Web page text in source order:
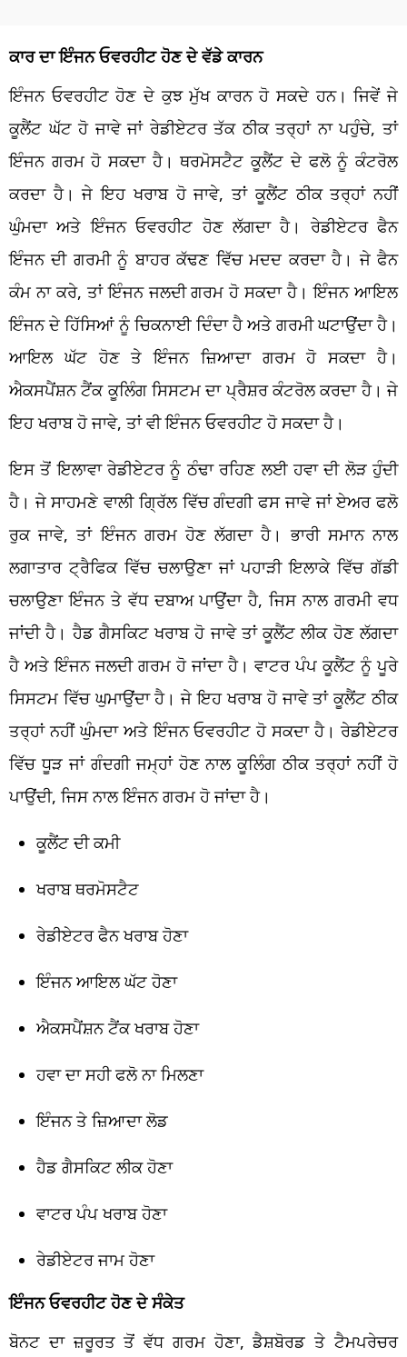
ਕਾਰ ਦਾ ਇੰਜਨ ਓਵਰਹੀਟ ਹੋਣ ਦੇ ਵੱਡੇ ਕਾਰਨ
ਇੰਜਨ ਓਵਰਹੀਟ ਹੋਣ ਦੇ ਕੁਝ ਮੁੱਖ ਕਾਰਨ ਹੋ ਸਕਦੇ ਹਨ। ਜਿਵੇਂ ਜੇ
ਕੂਲੈਂਟ ਘੱਟ ਹੋ ਜਾਵੇ ਜਾਂ ਰੇਡੀਏਟਰ ਤੱਕ ਠੀਕ ਤਰ੍ਹਾਂ ਨਾ ਪਹੁੰਚੇ, ਤਾਂ
ਇੰਜਨ ਗਰਮ ਹੋ ਸਕਦਾ ਹੈ। ਥਰਮੋਸਟੈਟ ਕੂਲੈਂਟ ਦੇ ਫਲੋ ਨੂੰ ਕੰਟਰੋਲ
ਕਰਦਾ ਹੈ। ਜੇ ਇਹ ਖਰਾਬ ਹੋ ਜਾਵੇ, ਤਾਂ ਕੂਲੈਂਟ ਠੀਕ ਤਰ੍ਹਾਂ ਨਹੀਂ
ਘੁੰਮਦਾ ਅਤੇ ਇੰਜਨ ਓਵਰਹੀਟ ਹੋਣ ਲੱਗਦਾ ਹੈ। ਰੇਡੀਏਟਰ ਫੈਨ
ਇੰਜਨ ਦੀ ਗਰਮੀ ਨੂੰ ਬਾਹਰ ਕੱਢਣ ਵਿੱਚ ਮਦਦ ਕਰਦਾ ਹੈ। ਜੇ ਫੈਨ
ਕੰਮ ਨਾ ਕਰੇ, ਤਾਂ ਇੰਜਨ ਜਲਦੀ ਗਰਮ ਹੋ ਸਕਦਾ ਹੈ। ਇੰਜਨ ਆਇਲ
ਇੰਜਨ ਦੇ ਹਿੱਸਿਆਂ ਨੂੰ ਚਿਕਨਾਈ ਦਿੰਦਾ ਹੈ ਅਤੇ ਗਰਮੀ ਘਟਾਉਂਦਾ ਹੈ।
ਆਇਲ ਘੱਟ ਹੋਣ ਤੇ ਇੰਜਨ ਜ਼ਿਆਦਾ ਗਰਮ ਹੋ ਸਕਦਾ ਹੈ।
ਐਕਸਪੈਂਸ਼ਨ ਟੈਂਕ ਕੂਲਿੰਗ ਸਿਸਟਮ ਦਾ ਪ੍ਰੈਸ਼ਰ ਕੰਟਰੋਲ ਕਰਦਾ ਹੈ। ਜੇ
ਇਹ ਖਰਾਬ ਹੋ ਜਾਵੇ, ਤਾਂ ਵੀ ਇੰਜਨ ਓਵਰਹੀਟ ਹੋ ਸਕਦਾ ਹੈ।
ਇਸ ਤੋਂ ਇਲਾਵਾ ਰੇਡੀਏਟਰ ਨੂੰ ਠੰਢਾ ਰਹਿਣ ਲਈ ਹਵਾ ਦੀ ਲੋੜ ਹੁੰਦੀ
ਹੈ। ਜੇ ਸਾਹਮਣੇ ਵਾਲੀ ਗ੍ਰਿੱਲ ਵਿੱਚ ਗੰਦਗੀ ਫਸ ਜਾਵੇ ਜਾਂ ਏਅਰ ਫਲੋ
ਰੁਕ ਜਾਵੇ, ਤਾਂ ਇੰਜਨ ਗਰਮ ਹੋਣ ਲੱਗਦਾ ਹੈ। ਭਾਰੀ ਸਮਾਨ ਨਾਲ
ਲਗਾਤਾਰ ਟ੍ਰੈਫਿਕ ਵਿੱਚ ਚਲਾਉਣਾ ਜਾਂ ਪਹਾੜੀ ਇਲਾਕੇ ਵਿੱਚ ਗੱਡੀ
ਚਲਾਉਣਾ ਇੰਜਨ ਤੇ ਵੱਧ ਦਬਾਅ ਪਾਉਂਦਾ ਹੈ, ਜਿਸ ਨਾਲ ਗਰਮੀ ਵਧ
ਜਾਂਦੀ ਹੈ। ਹੈਡ ਗੈਸਕਿਟ ਖਰਾਬ ਹੋ ਜਾਵੇ ਤਾਂ ਕੂਲੈਂਟ ਲੀਕ ਹੋਣ ਲੱਗਦਾ
ਹੈ ਅਤੇ ਇੰਜਨ ਜਲਦੀ ਗਰਮ ਹੋ ਜਾਂਦਾ ਹੈ। ਵਾਟਰ ਪੰਪ ਕੂਲੈਂਟ ਨੂੰ ਪੂਰੇ
ਸਿਸਟਮ ਵਿੱਚ ਘੁਮਾਉਂਦਾ ਹੈ। ਜੇ ਇਹ ਖਰਾਬ ਹੋ ਜਾਵੇ ਤਾਂ ਕੂਲੈਂਟ ਠੀਕ
ਤਰ੍ਹਾਂ ਨਹੀਂ ਘੁੰਮਦਾ ਅਤੇ ਇੰਜਨ ਓਵਰਹੀਟ ਹੋ ਸਕਦਾ ਹੈ। ਰੇਡੀਏਟਰ
ਵਿੱਚ ਧੂੜ ਜਾਂ ਗੰਦਗੀ ਜਮ੍ਹਾਂ ਹੋਣ ਨਾਲ ਕੂਲਿੰਗ ਠੀਕ ਤਰ੍ਹਾਂ ਨਹੀਂ ਹੋ
ਪਾਉਂਦੀ, ਜਿਸ ਨਾਲ ਇੰਜਨ ਗਰਮ ਹੋ ਜਾਂਦਾ ਹੈ।
ਕੂਲੈਂਟ ਦੀ ਕਮੀ
ਖਰਾਬ ਥਰਮੋਸਟੈਟ
ਰੇਡੀਏਟਰ ਫੈਨ ਖਰਾਬ ਹੋਣਾ
ਇੰਜਨ ਆਇਲ ਘੱਟ ਹੋਣਾ
ਐਕਸਪੈਂਸ਼ਨ ਟੈਂਕ ਖਰਾਬ ਹੋਣਾ
ਹਵਾ ਦਾ ਸਹੀ ਫਲੋ ਨਾ ਮਿਲਣਾ
ਇੰਜਨ ਤੇ ਜ਼ਿਆਦਾ ਲੋਡ
ਹੈਡ ਗੈਸਕਿਟ ਲੀਕ ਹੋਣਾ
ਵਾਟਰ ਪੰਪ ਖਰਾਬ ਹੋਣਾ
ਰੇਡੀਏਟਰ ਜਾਮ ਹੋਣਾ
ਇੰਜਨ ਓਵਰਹੀਟ ਹੋਣ ਦੇ ਸੰਕੇਤ
ਬੋਨਟ ਦਾ ਜ਼ਰੂਰਤ ਤੋਂ ਵੱਧ ਗਰਮ ਹੋਣਾ, ਡੈਸ਼ਬੋਰਡ ਤੇ ਟੈਮਪਰੇਚਰ